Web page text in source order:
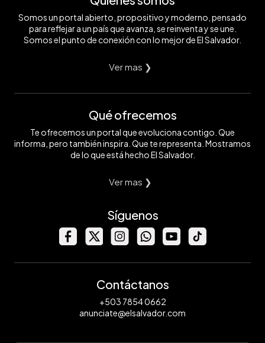
Somos un portal abierto, propositivo y moderno, pensado
para reflejar a un país que avanza, se reinventa y se une.
Somos el punto de conexión con lo mejor de El Salvador.
Ver mas ❯
Qué ofrecemos
Te ofrecemos un portal que evoluciona contigo. Que
informa, pero también inspira. Que te representa. Mostramos
de lo que está hecho El Salvador.
Ver mas ❯
Síguenos
Contáctanos
+503 7854 0662
anunciate@elsalvador.com